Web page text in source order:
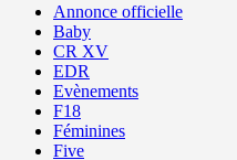
Annonce officielle
Baby
CR XV
EDR
Evènements
F18
Féminines
Five